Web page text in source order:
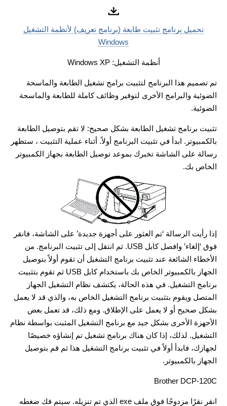
تحميل برنامج تثبيت طابعة (برنامج تعريف) لأنظمة التشغيل
Windows
أنظمة التشغيل: Windows XP
تم تصميم هذا البرنامج لتثبيت برامج تشغيل الطابعة والماسحة
الضوئية والبرامج الأخرى لتوفير وظائف كاملة للطابعة والماسحة
الضوئية.
تثبيت برنامج تشغيل الطابعة بشكل صحيح: لا تقم بتوصيل الطابعة
بالكمبيوتر. ابدأ في تثبيت البرنامج أولاً. أثناء عملية التثبيت ، ستظهر
رسالة على الشاشة تخبرك بموعد توصيل الطابعة بجهاز الكمبيوتر
الخاص بك.
إذا رأيت الرسالة ‘تم العثور على أجهزة جديدة’ على الشاشة، فانقر
فوق ‘إلغاء’ وافصل كابل USB. ثم انتقل إلى تثبيت البرنامج. من
الأخطاء الشائعة عند تثبيت برنامج التشغيل أن تقوم أولاً بتوصيل
الجهاز بالكمبيوتر الخاص بك باستخدام كابل USB ثم تقوم بتثبيت
برنامج التشغيل. في هذه الحالة، يكتشف نظام التشغيل الجهاز
المتصل ويقوم بتثبيت برنامج التشغيل الخاص به، والذي قد لا يعمل
بشكل صحيح أو لا يعمل على الإطلاق. ومع ذلك، قد تعمل بعض
الأجهزة الأخرى بشكل جيد مع برنامج التشغيل المثبت بواسطة نظام
التشغيل. لذلك، إذا كان هناك برنامج تشغيل تم إنشاؤه خصيصًا
لجهازك، فابدأ أولاً في تثبيت برنامج التشغيل هذا ثم قم بتوصيل
الجهاز بالكمبيوتر.
Brother DCP-120C
انقر نقرًا مزدوجًا فوق ملف exe الذي تم تنزيله. سيتم فك ضغطه